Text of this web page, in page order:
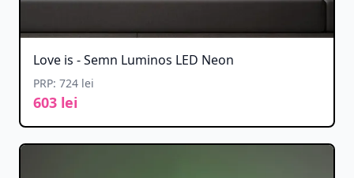
Love is - Semn Luminos LED Neon
PRP: 724 lei
603 lei